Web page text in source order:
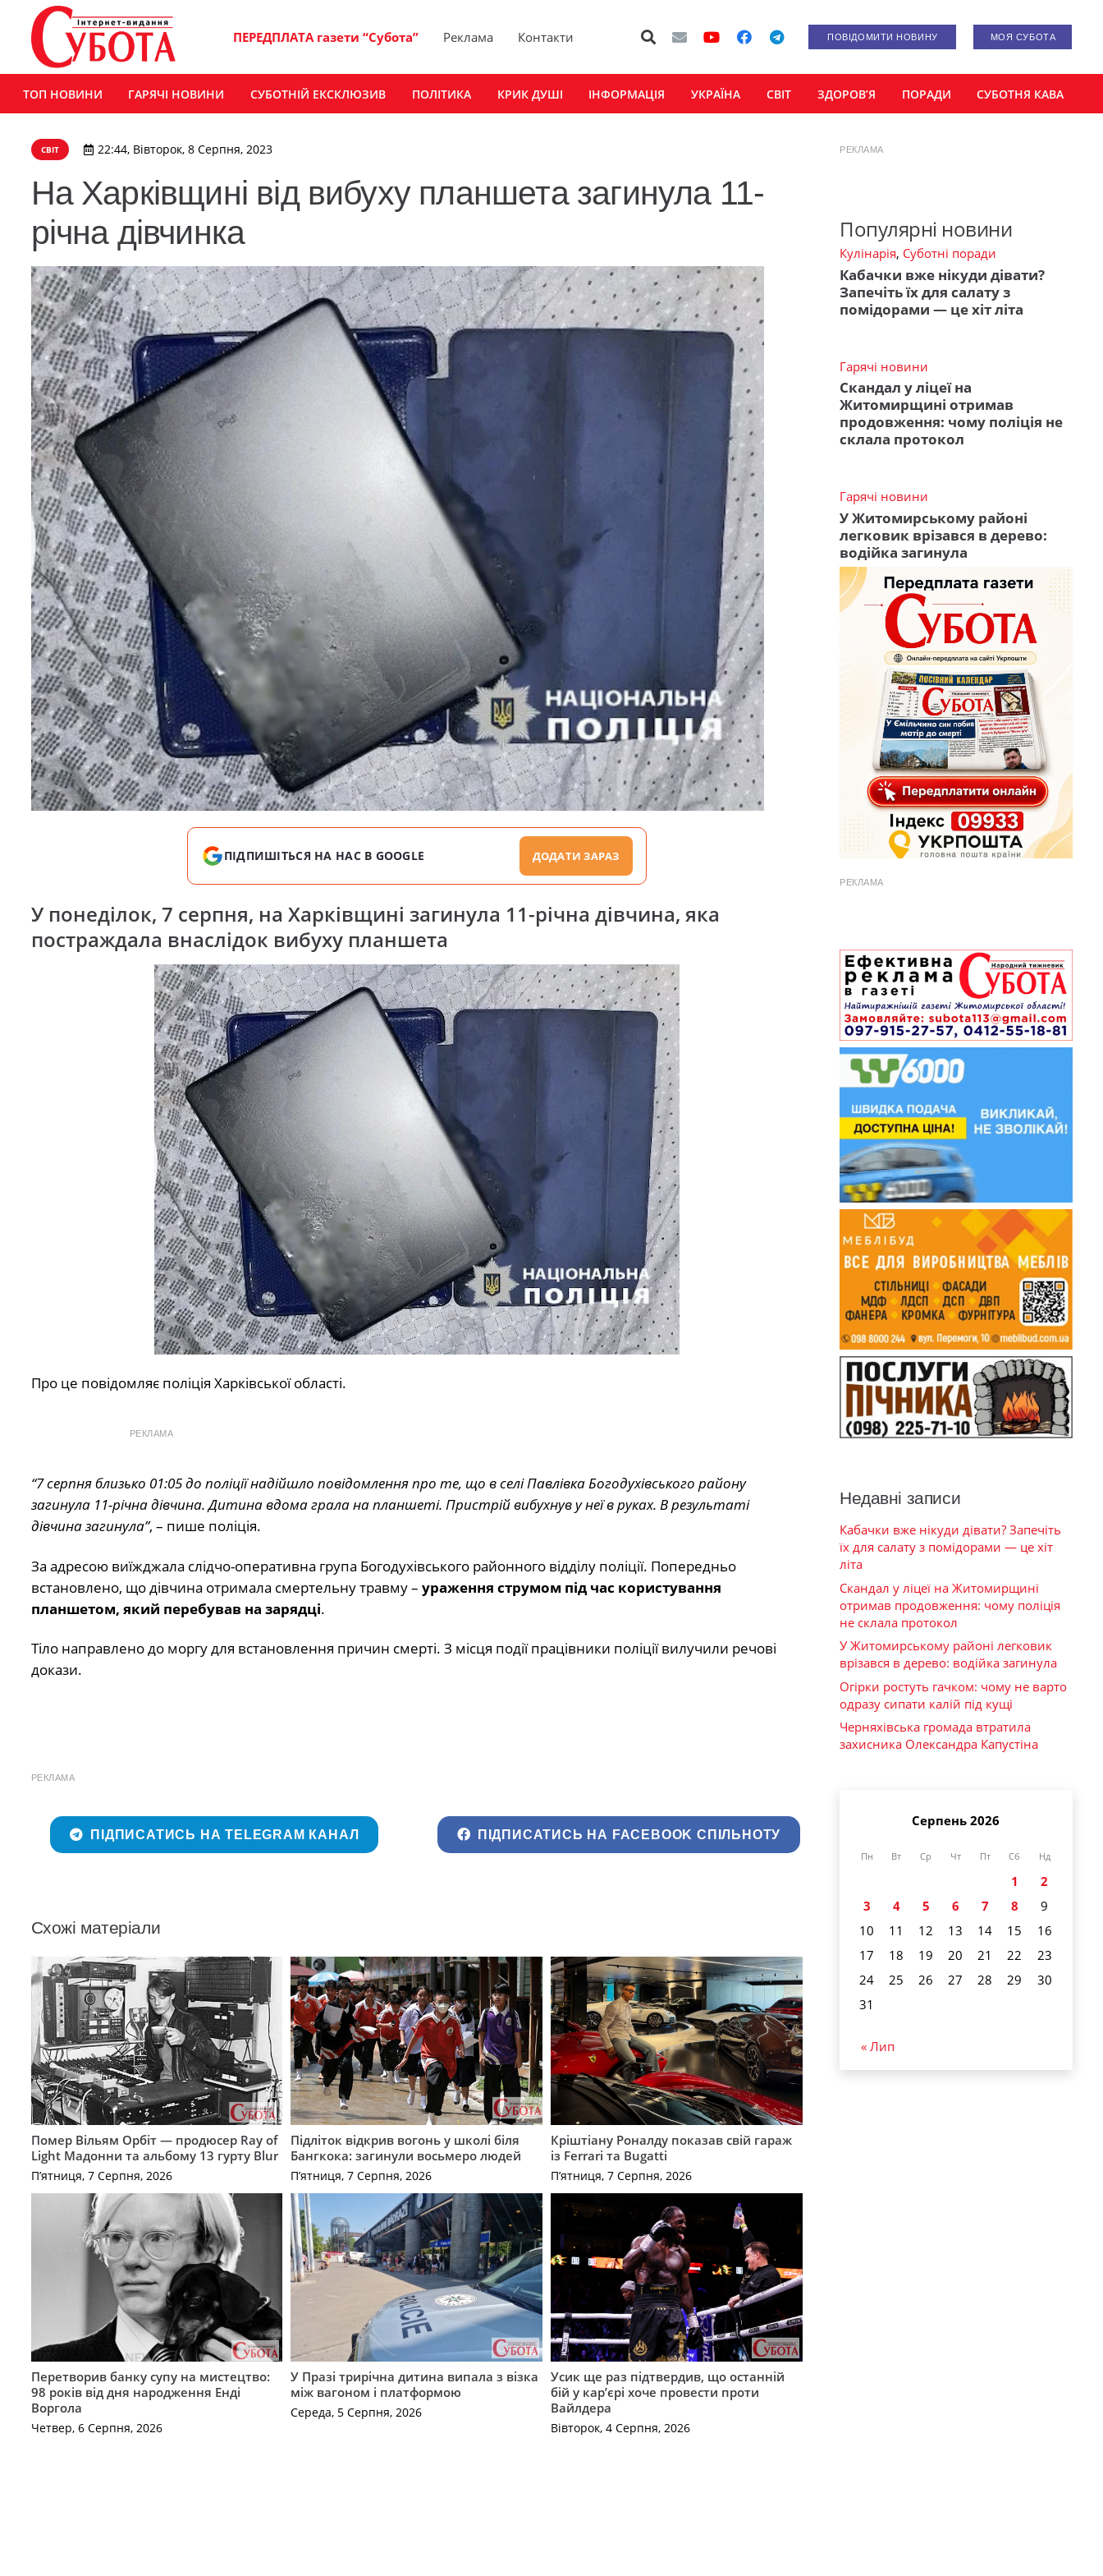
ПЕРЕДПЛАТА газети “Субота” Реклама Контакти ПОВІДОМИТИ НОВИНУ МОЯ СУБОТА
ТОП НОВИНИ ГАРЯЧІ НОВИНИ СУБОТНІЙ ЕКСКЛЮЗИВ ПОЛІТИКА КРИК ДУШІ ІНФОРМАЦІЯ УКРАЇНА СВІТ ЗДОРОВ’Я ПОРАДИ СУБОТНЯ КАВА
СВІТ 22:44, Вівторок, 8 Серпня, 2023
На Харківщині від вибуху планшета загинула 11-
річна дівчинка
ПІДПИШІТЬСЯ НА НАС В GOOGLE ДОДАТИ ЗАРАЗ
У понеділок, 7 серпня, на Харківщині загинула 11-річна дівчина, яка
постраждала внаслідок вибуху планшета
Про це повідомляє поліція Харківської області.
РЕКЛАМА
“7 серпня близько 01:05 до поліції надійшло повідомлення про те, що в селі Павлівка Богодухівського району
загинула 11-річна дівчина. Дитина вдома грала на планшеті. Пристрій вибухнув у неї в руках. В результаті
дівчина загинула”, – пише поліція.
За адресою виїжджала слідчо-оперативна група Богодухівського районного відділу поліції. Попередньо
встановлено, що дівчина отримала смертельну травму – ураження струмом під час користування
планшетом, який перебував на зарядці.
Тіло направлено до моргу для встановлення причин смерті. З місця події працівники поліції вилучили речові
докази.
РЕКЛАМА
ПІДПИСАТИСЬ НА TELEGRAM КАНАЛ ПІДПИСАТИСЬ НА FACEBOOK СПІЛЬНОТУ
Схожі матеріали
Помер Вільям Орбіт — продюсер Ray of
Light Мадонни та альбому 13 гурту Blur
П’ятниця, 7 Серпня, 2026
Підліток відкрив вогонь у школі біля
Бангкока: загинули восьмеро людей
П’ятниця, 7 Серпня, 2026
Кріштіану Роналду показав свій гараж
із Ferrari та Bugatti
П’ятниця, 7 Серпня, 2026
Перетворив банку супу на мистецтво:
98 років від дня народження Енді
Воргола
Четвер, 6 Серпня, 2026
У Празі трирічна дитина випала з візка
між вагоном і платформою
Середа, 5 Серпня, 2026
Усик ще раз підтвердив, що останній
бій у кар’єрі хоче провести проти
Вайлдера
Вівторок, 4 Серпня, 2026
РЕКЛАМА
Популярні новини
Кулінарія, Суботні поради
Кабачки вже нікуди дівати?
Запечіть їх для салату з
помідорами — це хіт літа
Гарячі новини
Скандал у ліцеї на
Житомирщині отримав
продовження: чому поліція не
склала протокол
Гарячі новини
У Житомирському районі
легковик врізався в дерево:
водійка загинула
РЕКЛАМА
Недавні записи
Кабачки вже нікуди дівати? Запечіть
їх для салату з помідорами — це хіт
літа
Скандал у ліцеї на Житомирщині
отримав продовження: чому поліція
не склала протокол
У Житомирському районі легковик
врізався в дерево: водійка загинула
Огірки ростуть гачком: чому не варто
одразу сипати калій під кущі
Черняхівська громада втратила
захисника Олександра Капустіна
Серпень 2026
Пн Вт Ср Чт Пт Сб Нд
1
2
3
4 5 6 7 8
9
10
11 12 13 14 15
16
17
18 19 20 21 22
23
24
25 26 27 28 29
30
31
« Лип